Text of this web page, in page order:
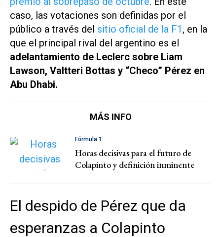
caso, las votaciones son definidas por el
público a través del sitio oficial de la F1 , en la
que el principal rival del argentino es el
adelantamiento de Leclerc sobre Liam
Lawson, Valtteri Bottas y “Checo” Pérez en
Abu Dhabi.
MÁS INFO
Fórmula 1
Horas decisivas para el futuro de
Colapinto y definición inminente
El despido de Pérez que da
esperanzas a Colapinto